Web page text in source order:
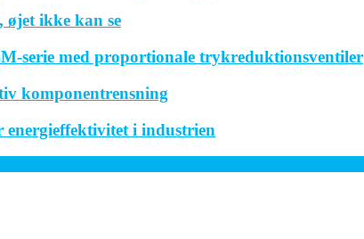
øjet ikke kan se
serie med proportionale trykreduktionsventiler
komponentrensning
i industrien